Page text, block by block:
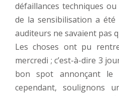
défaillances techniques
de la sensibilisation a
auditeurs ne savaient pas
Les choses ont pu
mercredi ; c’est-à-dire 3
bon spot annonçant le
cependant, soulignons